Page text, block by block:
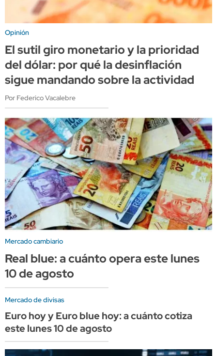
Opinión
El sutil giro monetario y la prioridad
del dólar: por qué la desinflación
sigue mandando sobre la actividad
Por Federico Vacalebre
Mercado cambiario
Real blue: a cuánto opera este lunes
10 de agosto
Mercado de divisas
Euro hoy y Euro blue hoy: a cuánto cotiza
este lunes 10 de agosto